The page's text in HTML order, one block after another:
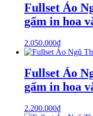
Fullset Áo
gấm in hoa
2.050.000₫
Fullset Áo
gấm in hoa
2.200.000₫